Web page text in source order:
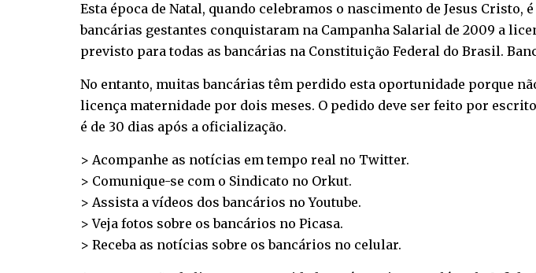
Esta época de Natal, quando celebramos o nascimento de Jesus
bancárias gestantes conquistaram na Campanha Salarial de 2009 a
previsto para todas as bancárias na Constituição Federal do Brasil.
No entanto, muitas bancárias têm perdido esta oportunidade porque
licença maternidade por dois meses. O pedido deve ser feito por
é de 30 dias após a oficialização.
> Acompanhe as notícias em tempo real no Twitter.
> Comunique-se com o Sindicato no Orkut.
> Assista a vídeos dos bancários noYoutube.
> Veja fotos sobre os bancários no Picasa.
> Receba as notícias sobre os bancários no celular.